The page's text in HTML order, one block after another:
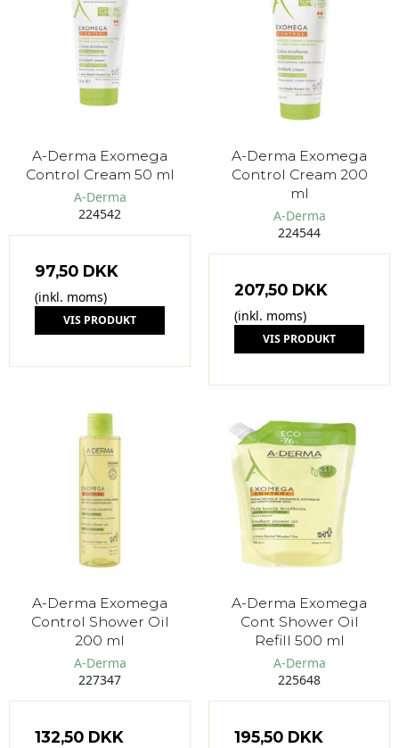
A-Derma Exomega
Control Cream 50 ml
A-Derma
224542
97,50 DKK
(inkl. moms)
VIS PRODUKT
A-Derma Exomega
Control Cream 200
ml
A-Derma
224544
207,50 DKK
(inkl. moms)
VIS PRODUKT
A-Derma Exomega
Control Shower Oil
200 ml
A-Derma
227347
132,50 DKK
A-Derma Exomega
Cont Shower Oil
Refill 500 ml
A-Derma
225648
195,50 DKK